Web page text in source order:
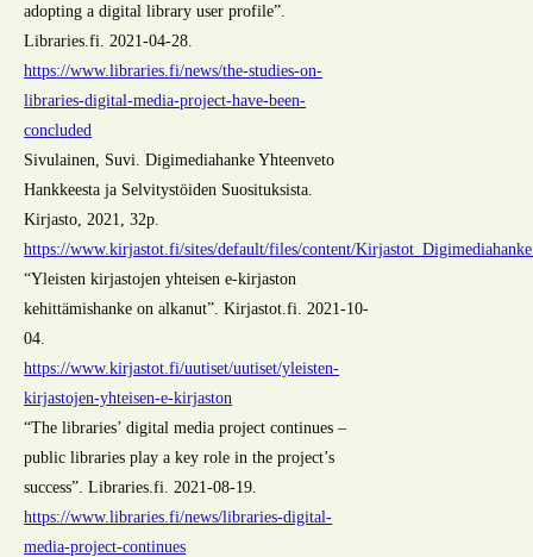
adopting a digital library user profile”.
Libraries.fi. 2021-04-28.
https://www.libraries.fi/news/the-studies-on-
libraries-digital-media-project-have-been-
concluded
Sivulainen, Suvi. Digimediahanke Yhteenveto
Hankkeesta ja Selvitystöiden Suosituksista.
Kirjasto, 2021, 32p.
https://www.kirjastot.fi/sites/default/files/content/
“Yleisten kirjastojen yhteisen e-kirjaston
kehittämishanke on alkanut”. Kirjastot.fi. 2021-10-
04.
https://www.kirjastot.fi/uutiset/uutiset/yleisten-
kirjastojen-yhteisen-e-kirjaston
“The libraries’ digital media project continues –
public libraries play a key role in the project’s
success”. Libraries.fi. 2021-08-19.
https://www.libraries.fi/news/libraries-digital-
media-project-continues